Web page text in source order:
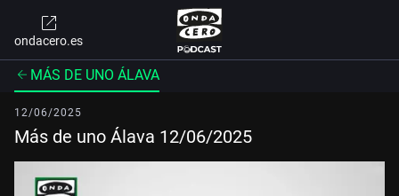
ondacero.es
MÁS DE UNO ÁLAVA
12/06/2025
Más de uno Álava 12/06/2025